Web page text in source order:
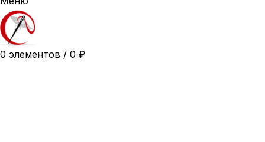
0 элементов / 0 ₽